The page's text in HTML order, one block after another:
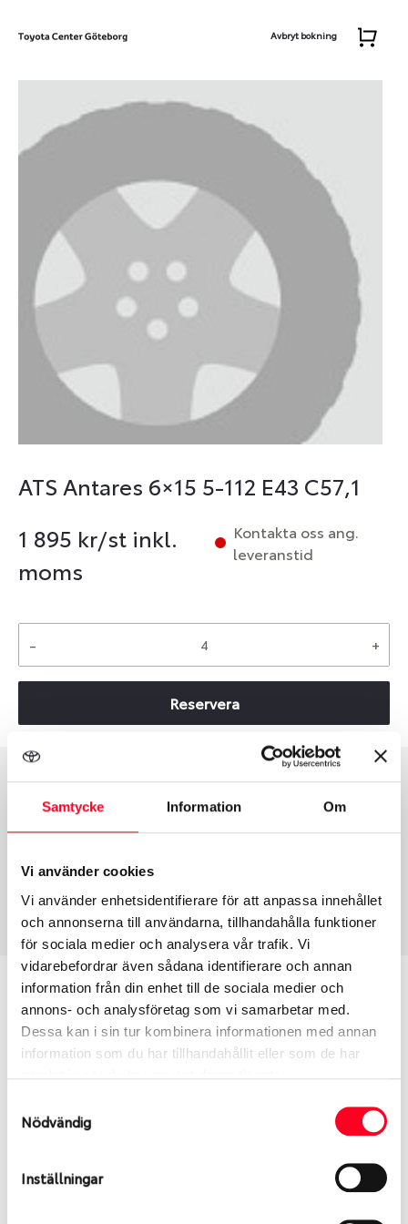
Samtycke Information Om
Vi använder cookies
Vi använder enhetsidentifierare för att anpassa innehållet
och annonserna till användarna, tillhandahålla funktioner
för sociala medier och analysera vår trafik. Vi
vidarebefordrar även sådana identifierare och annan
information från din enhet till de sociala medier och
annons- och analysföretag som vi samarbetar med.
Dessa kan i sin tur kombinera informationen med annan
information som du har tillhandahållit eller som de har
Nödvändig
Inställningar
Avbryt bokning
ATS Antares 6×15 5-112 E43 C57,1
1 895 kr/st inkl.
moms
Kontakta oss ang.
leveranstid
- +
Reservera
Group
Fälg PV/C LM
Tum
43
112 7093
Passar denna fälg min bil?
Ange registreringsnummer för att se om den fälg
du valt passar din bilmodell. Se till att kolla en extra
Ibland kan fälgen ha bytts ut under årens lopp och
inte vara samma dimension som bilen hade ut från
Sök